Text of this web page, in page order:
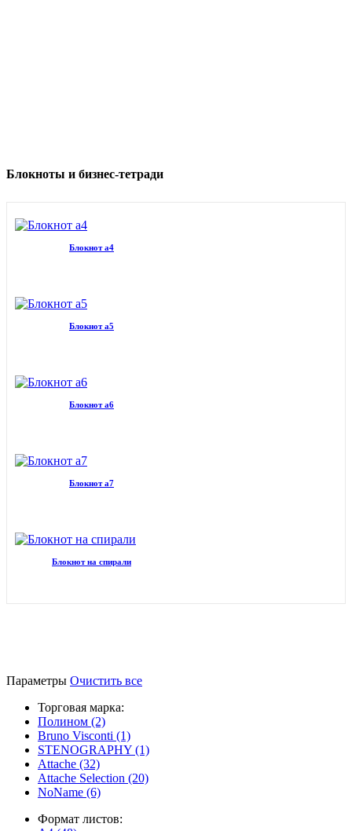
Блокноты и бизнес-тетради
Блокнот а4
Блокнот а5
Блокнот а6
Блокнот а7
Блокнот на спирали
Параметры Очистить все
Торговая марка:
Полином (2)
Bruno Visconti (1)
STENOGRAPHY (1)
Attache (32)
Attache Selection (20)
NoName (6)
Формат листов: